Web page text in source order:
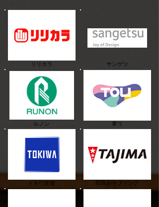
リリカラ
ルノン
トキワ産業
サンゲツ
東リ
田島ルーフィング